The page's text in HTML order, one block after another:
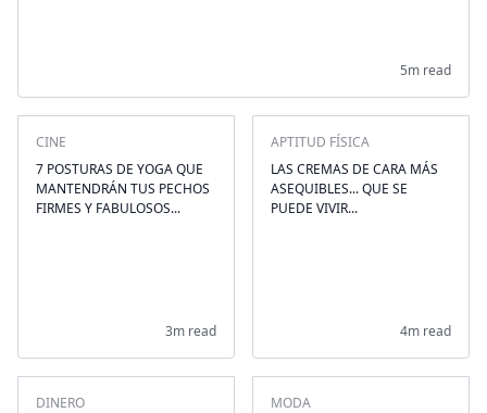
5m read
CINE
7 POSTURAS DE YOGA QUE
MANTENDRÁN TUS PECHOS
FIRMES Y FABULOSOS...
3m read
APTITUD FÍSICA
LAS CREMAS DE CARA MÁS
ASEQUIBLES... QUE SE
PUEDE VIVIR...
4m read
DINERO
MODA